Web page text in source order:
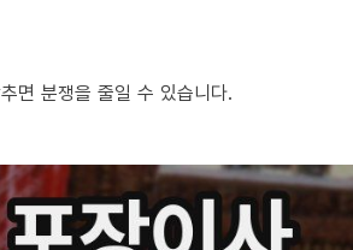
면 분쟁을 줄일 수 있습니다.